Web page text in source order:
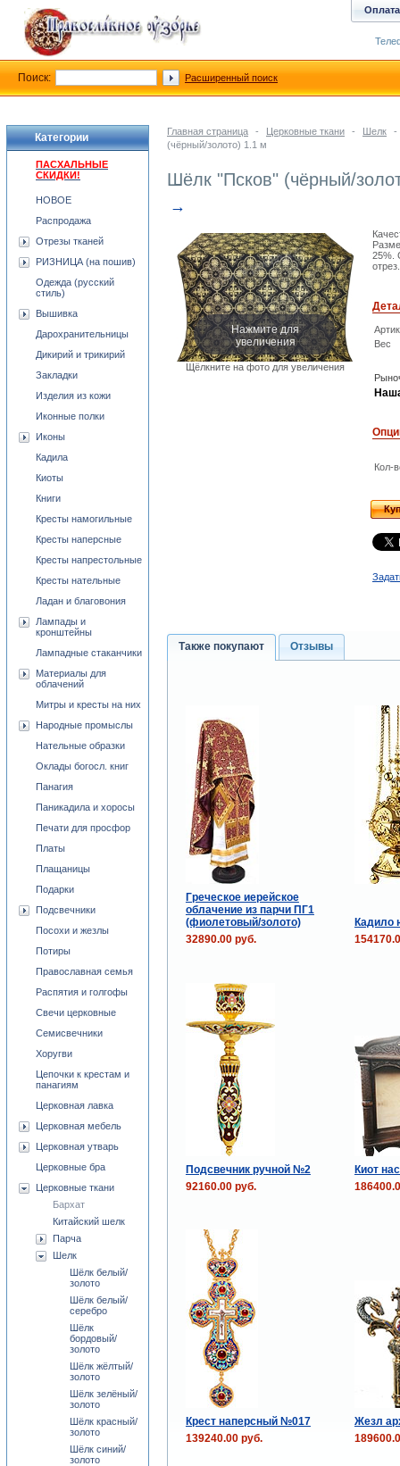
Главная страница - Церковные ткани - Шелк
-
(чёрный/золото) 1.1 м
Шёлк "Псков" (чёрный/
→
Нажмите для
увеличения
Щёлкните на фото для увеличения
25%.
отрез.
Вес
Кол-
Также покупают Отзывы
Греческое иерейское
облачение из парчи ПГ1
(фиолетовый/золото)
Кадило
32890.00 руб.
Подсвечник ручной №2
Киот
92160.00 руб.
Крест наперсный №017
Жезл
139240.00 руб.
Категории
ПАСХАЛЬНЫЕ
СКИДКИ!
НОВОЕ
Распродажа
Отрезы тканей
РИЗНИЦА (на пошив)
Одежда (русский
стиль)
Вышивка
Дарохранительницы
Дикирий и трикирий
Закладки
Изделия из кожи
Иконные полки
Иконы
Кадила
Киоты
Книги
Кресты намогильные
Кресты наперсные
Кресты напрестольные
Кресты нательные
Ладан и благовония
Лампады и
кронштейны
Лампадные стаканчики
Материалы для
облачений
Митры и кресты на них
Народные промыслы
Нательные образки
Оклады богосл. книг
Панагия
Паникадила и хоросы
Печати для просфор
Платы
Плащаницы
Подарки
Подсвечники
Посохи и жезлы
Потиры
Православная семья
Распятия и голгофы
Свечи церковные
Семисвечники
Хоругви
Цепочки к крестам и
панагиям
Церковная лавка
Церковная мебель
Церковная утварь
Церковные бра
Церковные ткани
Бархат
Китайский шелк
Парча
Шелк
Шёлк белый/
золото
Шёлк белый/
серебро
Шёлк
бордовый/
золото
Шёлк жёлтый/
золото
Шёлк зелёный/
золото
Шёлк красный/
золото
Шёлк синий/
золото
Оплата
Поиск: Расширенный поиск